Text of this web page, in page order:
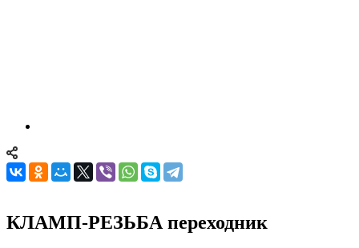
КЛАМП-РЕЗЬБА переходник